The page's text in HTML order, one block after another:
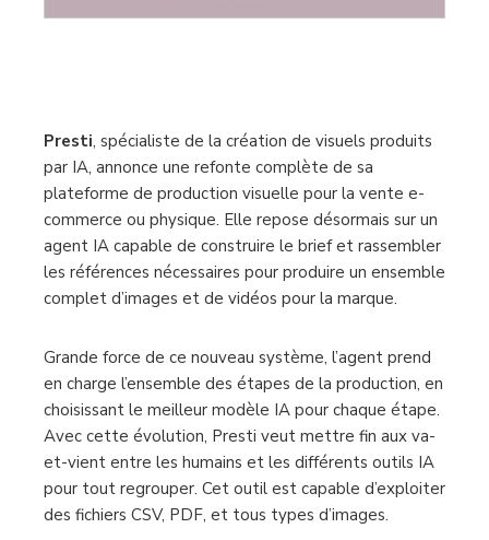
Presti, spécialiste de la création de visuels produits
par IA, annonce une refonte complète de sa
plateforme de production visuelle pour la vente e-
commerce ou physique. Elle repose désormais sur un
agent IA capable de construire le brief et rassembler
les références nécessaires pour produire un ensemble
complet d’images et de vidéos pour la marque.
Grande force de ce nouveau système, l’agent prend
en charge l’ensemble des étapes de la production, en
choisissant le meilleur modèle IA pour chaque étape.
Avec cette évolution, Presti veut mettre fin aux va-
et-vient entre les humains et les différents outils IA
pour tout regrouper. Cet outil est capable d’exploiter
des fichiers CSV, PDF, et tous types d’images.